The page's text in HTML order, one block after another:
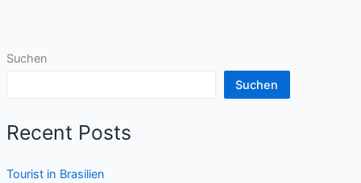
Suchen
Suchen
Recent Posts
Tourist in Brasilien